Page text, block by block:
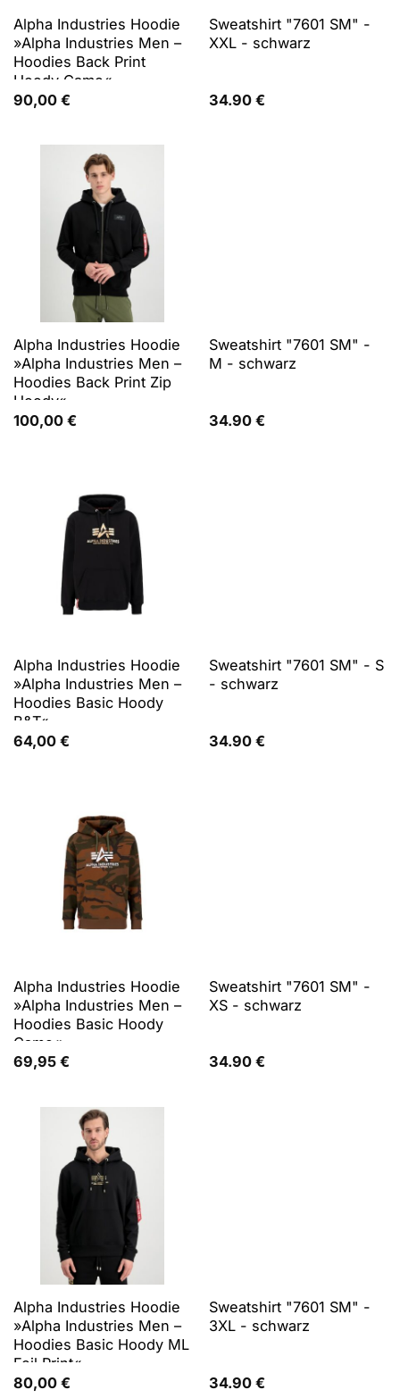
Alpha Industries Hoodie
»Alpha Industries Men –
Hoodies Back Print
Hoody Camo«
90,00 €
Sweatshirt "7601 SM" -
XXL - schwarz
34.90 €
Alpha Industries Hoodie
»Alpha Industries Men –
Hoodies Back Print Zip
Hoody«
100,00 €
Sweatshirt "7601 SM" -
M - schwarz
34.90 €
Alpha Industries Hoodie
»Alpha Industries Men –
Hoodies Basic Hoody
B&T«
64,00 €
Sweatshirt "7601 SM" - S
- schwarz
34.90 €
Alpha Industries Hoodie
»Alpha Industries Men –
Hoodies Basic Hoody
Camo«
69,95 €
Sweatshirt "7601 SM" -
XS - schwarz
34.90 €
Alpha Industries Hoodie
»Alpha Industries Men –
Hoodies Basic Hoody ML
Foil Print«
80,00 €
Sweatshirt "7601 SM" -
3XL - schwarz
34.90 €